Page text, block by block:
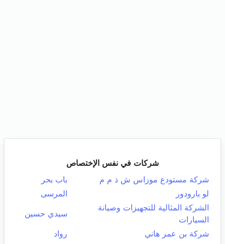
شركات في نفس الإختصاص
شركة مستودع موزاس ش ذ م م
باب بحر
لو بارودور
المرسى
الشركة المثالية للتجهيزات وصيانة
السيارات
سيدي حسين
شركة بن عمر هاني
رواد